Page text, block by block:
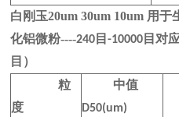
白刚玉20um 30um 10um 用
化铝微粉----240 目-10000 目对
目）
粒
度
中值
D50(um)